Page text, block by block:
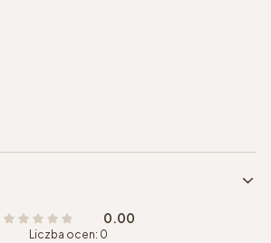
0.00
Liczba ocen: 0